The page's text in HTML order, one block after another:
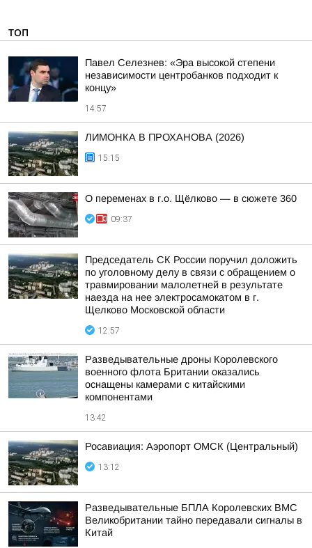
ТОП
Павел Селезнев: «Эра высокой степени
независимости центробанков подходит к
концу»
14:57
ЛИМОНКА В ПРОХАНОВА (2026)
15:15
О переменах в г.о. Щёлково — в сюжете 360
09:37
Председатель СК России поручил доложить
по уголовному делу в связи с обращением о
травмировании малолетней в результате
наезда на нее электросамокатом в г.
Щелково Московской области
12:57
Разведывательные дроны Королевского
военного флота Британии оказались
оснащены камерами с китайскими
компонентами
13:42
Росавиация: Аэропорт ОМСК (Центральный)
13:12
Разведывательные БПЛА Королевских ВМС
Великобритании тайно передавали сигналы в
Китай